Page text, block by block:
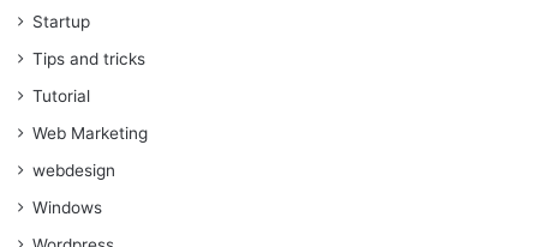
Startup
Tips and tricks
Tutorial
Web Marketing
webdesign
Windows